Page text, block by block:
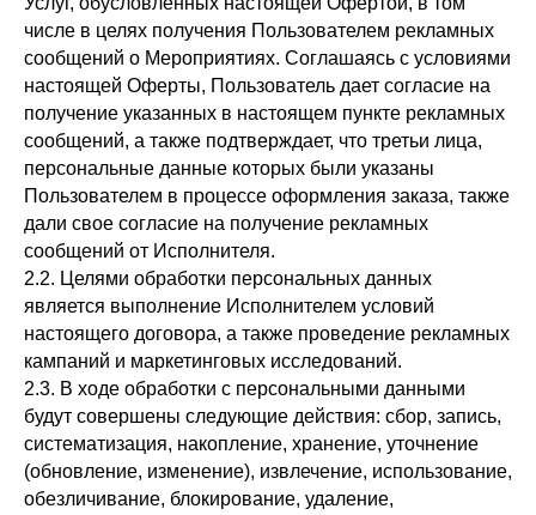
числе в целях получения Пользователем рекламных
сообщений о Мероприятиях. Соглашаясь с условиями
настоящей Оферты, Пользователь дает согласие на
получение указанных в настоящем пункте рекламных
сообщений, а также подтверждает, что третьи лица,
персональные данные которых были указаны
Пользователем в процессе оформления заказа, также
дали свое согласие на получение рекламных
сообщений от Исполнителя.
2.2. Целями обработки персональных данных
является выполнение Исполнителем условий
настоящего договора, а также проведение рекламных
кампаний и маркетинговых исследований.
2.3. В ходе обработки с персональными данными
будут совершены следующие действия: сбор, запись,
систематизация, накопление, хранение, уточнение
(обновление, изменение), извлечение, использование,
обезличивание, блокирование, удаление,